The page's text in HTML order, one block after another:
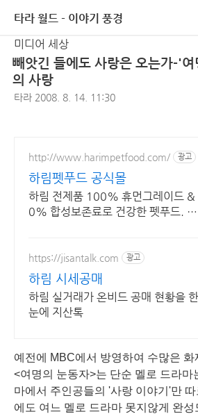
타라 월드 - 이야기 풍경
미디어 세상
빼앗긴 들에도 사랑은 오는가-'
의 사랑
타라 2008. 8. 14. 11:30
http://www.harimpetfood.com/ 광고
하림펫푸드 공식몰
하림 전제품 100% 휴먼그레이드 &
0% 합성보존료로 건강한 펫푸드. 공
https://jisantalk.com 광고
하림 시세공매
하림 실거래가 온비드 공매 현황을 한
눈에 지산톡
예전에 MBC에서 방영하여 수많은
<여명의 눈동자>는 단순 멜로 드라마
마에서 주인공들의 '사랑 이야기'만
에도 여느 멜로 드라마 못지않게 완